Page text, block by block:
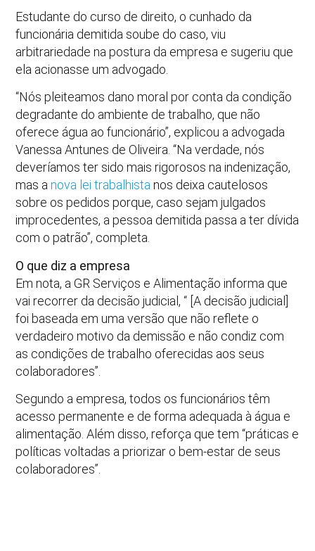
Estudante do curso de direito, o cunhado da
funcionária demitida soube do caso, viu
arbitrariedade na postura da empresa e sugeriu que
ela acionasse um advogado.
“Nós pleiteamos dano moral por conta da condição
degradante do ambiente de trabalho, que não
oferece água ao funcionário”, explicou a advogada
Vanessa Antunes de Oliveira. “Na verdade, nós
deveríamos ter sido mais rigorosos na indenização,
mas anova lei trabalhista nos deixa cautelosos
sobre os pedidos porque, caso sejam julgados
improcedentes, a pessoa demitida passa a ter dívida
com o patrão”, completa.
O que diz a empresa
Em nota, a GR Serviços e Alimentação informa que
vai recorrer da decisão judicial, “ [A decisão judicial]
foi baseada em uma versão que não reflete o
verdadeiro motivo da demissão e não condiz com
as condições de trabalho oferecidas aos seus
colaboradores”.
Segundo a empresa, todos os funcionários têm
acesso permanente e de forma adequada à água e
alimentação. Além disso, reforça que tem “práticas e
políticas voltadas a priorizar o bem-estar de seus
colaboradores”.